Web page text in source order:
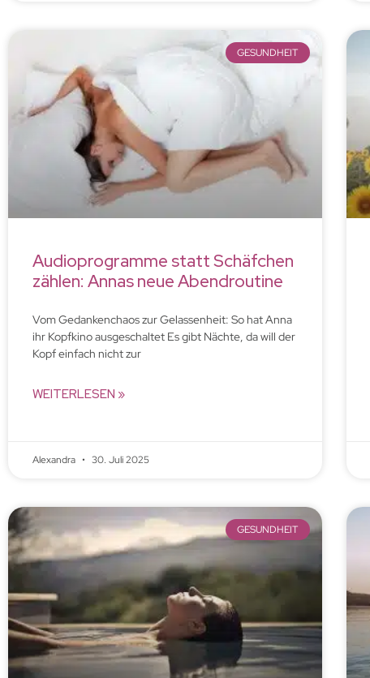
GESUNDHEIT
Audioprogramme statt Schäfchen
zählen: Annas neue Abendroutine
Vom Gedankenchaos zur Gelassenheit: So hat Anna
ihr Kopfkino ausgeschaltet Es gibt Nächte, da will der
Kopf einfach nicht zur
WEITERLESEN »
Alexandra 30. Juli 2025
GESUNDHEIT